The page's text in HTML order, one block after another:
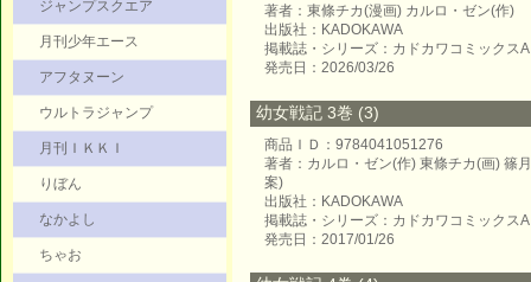
ジャンプスクエア
月刊少年エース
アフタヌーン
ウルトラジャンプ
月刊ＩＫＫＩ
りぼん
なかよし
ちゃお
著者：東條チカ(漫画) カルロ・ゼン(作)
出版社：KADOKAWA
掲載誌・シリーズ：カドカワコミックスA
発売日：2026/03/26
幼女戦記 3巻 (3)
商品ＩＤ：9784041051276
著者：カルロ・ゼン(作) 東條チカ(画) 篠
案)
出版社：KADOKAWA
掲載誌・シリーズ：カドカワコミックスA
発売日：2017/01/26